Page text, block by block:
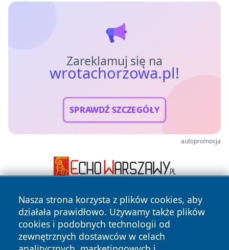
Zareklamuj się na
wrotachorzowa.pl!
SPRAWDŹ SZCZEGÓŁY
autopromocja
Nasza strona korzysta z plików cookies, aby
działała prawidłowo. Używamy także plików
cookies i podobnych technologii od
zewnętrznych dostawców w celach